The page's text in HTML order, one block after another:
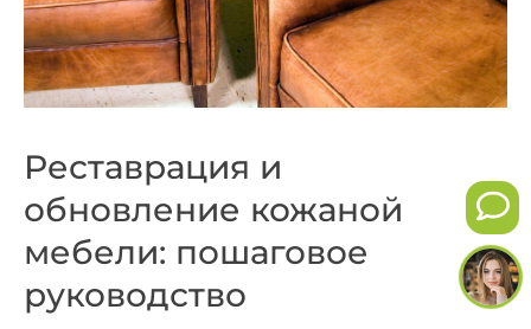
Реставрация и
обновление кожаной
мебели: пошаговое
руководство